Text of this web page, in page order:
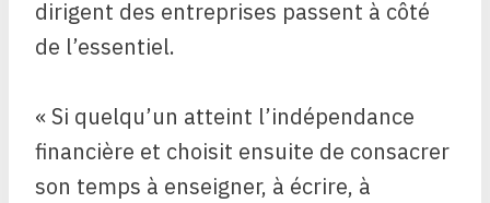
dirigent des entreprises passent à côté
de l’essentiel.
« Si quelqu’un atteint l’indépendance
financière et choisit ensuite de consacrer
son temps à enseigner, à écrire, à